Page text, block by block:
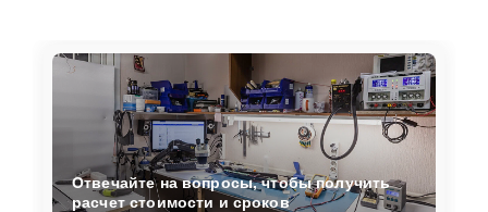
Отвечайте на вопросы, чтобы получить
расчет стоимости и сроков